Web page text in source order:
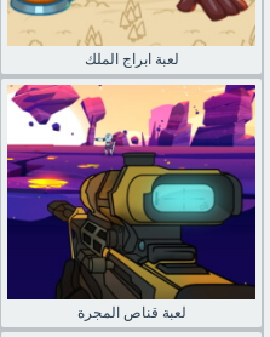
لعبة ابراج الملك
لعبة قناص المجرة